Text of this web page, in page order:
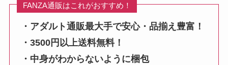
FANZA通販はこれがおすすめ！
・アダルト通販最大手で安心・品揃え豊富！
・3500円以上送料無料！
・中身がわからないように梱包